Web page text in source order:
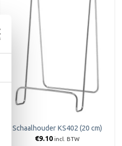
Toevoegen
aan
verlanglijst
Schaalhouder KS402 (20 cm)
€9.10 incl. BTW